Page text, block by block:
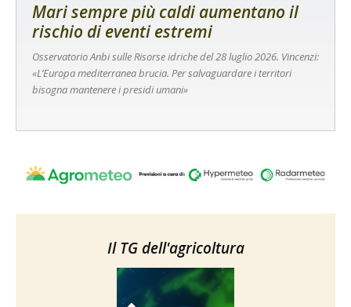
Mari sempre più caldi aumentano il
rischio di eventi estremi
Osservatorio Anbi sulle Risorse idriche del 28 luglio 2026. Vincenzi:
«L’Europa mediterranea brucia. Per salvaguardare i territori
bisogna mantenere i presidi umani»
Il TG dell'agricoltura